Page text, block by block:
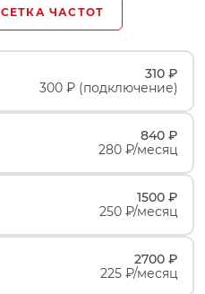
СЕТКА ЧАСТОТ
310 ₽
300 ₽ (подключение)
840 ₽
280 ₽/месяц
1500 ₽
250 ₽/месяц
2700 ₽
225 ₽/месяц